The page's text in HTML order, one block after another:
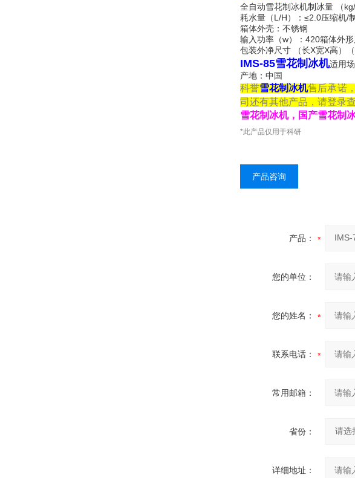
全自动雪花制冰机制冰量 （
耗水量（L/H）：≤2.0压缩机/
箱体外壳：不锈钢
输入功率（w）：420箱体外
包装外净尺寸 （长X宽X高）
IMS-85雪花制冰机适用
产地：中国
科誉雪花制冰机售后承诺
司还有其他产品，请登录
雪花制冰机，国产雪花制
*此产品仅用于科研
产品咨询
产品：
您的单位：
您的姓名：
联系电话：
常用邮箱：
省份：
详细地址：